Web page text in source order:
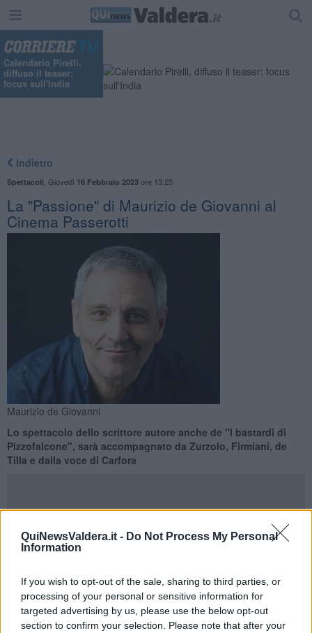
QuiNewsValdera.it - Do Not Process My Personal
Information
If you wish to opt-out of the sale, sharing to third parties, or
processing of your personal or sensitive information for
targeted advertising by us, please use the below opt-out
section to confirm your selection. Please note that after your
Calendario Pirelli,
diffuso il teaser:
focus sull'India
Indietro
Spettacoli Giovedì 16 Febbraio 2023ore 13:25
La "Passione" di Maurizio de Giovanni al
Cinema Passerotti
Maurizio de Giovanni
Lo spettacolo dello scrittore autore anche de "I bastardi di
Pizzofalcone", sarà accompagnato da Zurzolo, Firmiani, de
Tilla e dalla voce di Carfora
PECCIOLI —AlCinema Passerotti
che sarà presente e accompagnato dal
sax di Marco Zurzolo
L'evento è in programma sabato 4 Marzo alle 21.
Insieme a de Giovanni e Zurzolo, sul palco ci saranno anche
Marianita Carforaalla voce,Carlo Firmiani alla chitarra eMarco